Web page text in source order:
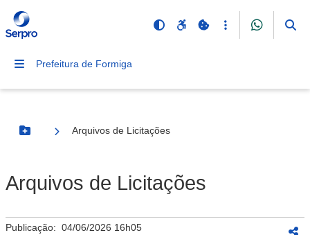
Prefeitura de Formiga
Botão Menu
Arquivos de Licitações
Arquivos de Licitações
Publicação: 04/06/2026 16h05